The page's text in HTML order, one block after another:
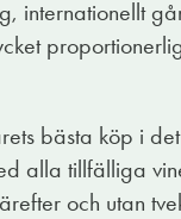
internationellt
bästa köp i det
alla tillfälliga
och utan
toscansca
även alldeles
du provar den